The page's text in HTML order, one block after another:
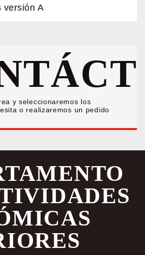
versión A
y seleccionaremos los
o realizaremos un pedido